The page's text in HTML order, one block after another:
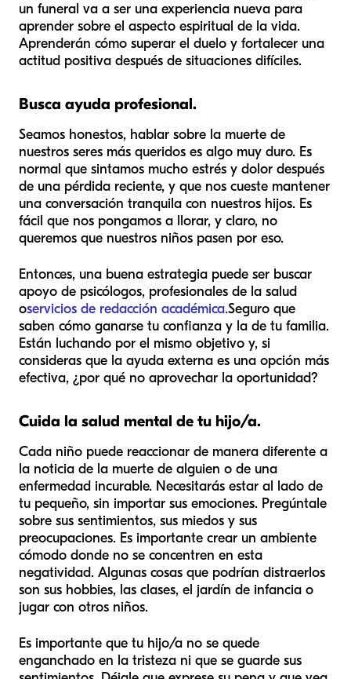
un funeral va a ser una experiencia nueva para
aprender sobre el aspecto espiritual de la vida.
Aprenderán cómo superar el duelo y fortalecer una
actitud positiva después de situaciones difíciles.
Busca ayuda profesional.
Seamos honestos, hablar sobre la muerte de
nuestros seres más queridos es algo muy duro. Es
normal que sintamos mucho estrés y dolor después
de una pérdida reciente, y que nos cueste mantener
una conversación tranquila con nuestros hijos. Es
fácil que nos pongamos a llorar, y claro, no
queremos que nuestros niños pasen por eso.
Entonces, una buena estrategia puede ser buscar
apoyo de psicólogos, profesionales de la salud
oservicios de redacción académica.Seguro que
saben cómo ganarse tu confianza y la de tu familia.
Están luchando por el mismo objetivo y, si
consideras que la ayuda externa es una opción más
efectiva, ¿por qué no aprovechar la oportunidad?
Cuida la salud mental de tu hijo/a.
Cada niño puede reaccionar de manera diferente a
la noticia de la muerte de alguien o de una
enfermedad incurable. Necesitarás estar al lado de
tu pequeño, sin importar sus emociones. Pregúntale
sobre sus sentimientos, sus miedos y sus
preocupaciones. Es importante crear un ambiente
cómodo donde no se concentren en esta
negatividad. Algunas cosas que podrían distraerlos
son sus hobbies, las clases, el jardín de infancia o
jugar con otros niños.
Es importante que tu hijo/a no se quede
enganchado en la tristeza ni que se guarde sus